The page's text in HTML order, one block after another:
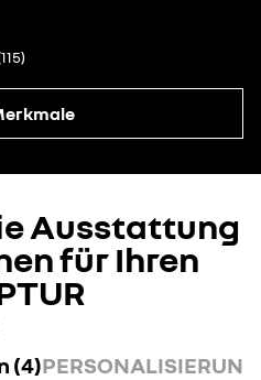
Ausstattung
für Ihren
(4)